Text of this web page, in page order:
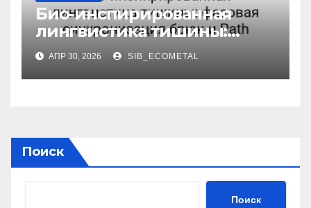
Био-инспирированная
лингвистика тишины:
фазовая синхронизация
брюк и Path
АПР 30, 2026 SIB_ECOMETAL
Поиск
Поиск